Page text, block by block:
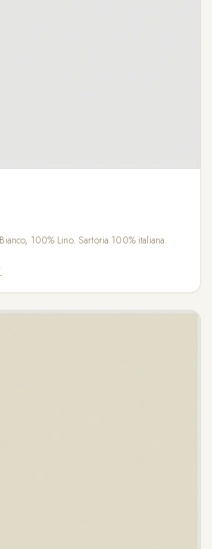
100% Lino. Sartoria 100% italiana.